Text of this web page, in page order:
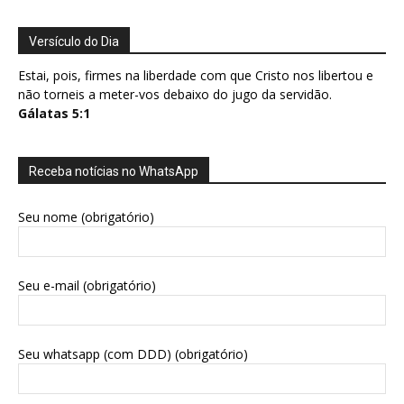
Versículo do Dia
Estai, pois, firmes na liberdade com que Cristo nos libertou e
não torneis a meter-vos debaixo do jugo da servidão.
Gálatas 5:1
Receba notícias no WhatsApp
Seu nome (obrigatório)
Seu e-mail (obrigatório)
Seu whatsapp (com DDD) (obrigatório)